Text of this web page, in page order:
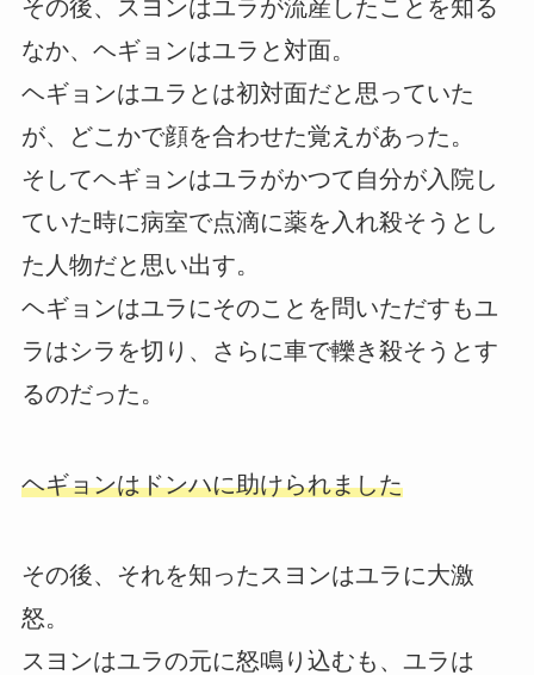
その後、スヨンはユラが流産したことを知る
なか、ヘギョンはユラと対面。
ヘギョンはユラとは初対面だと思っていた
が、どこかで顔を合わせた覚えがあった。
そしてヘギョンはユラがかつて自分が入院し
ていた時に病室で点滴に薬を入れ殺そうとし
た人物だと思い出す。
ヘギョンはユラにそのことを問いただすもユ
ラはシラを切り、さらに車で轢き殺そうとす
るのだった。
ヘギョンはドンハに助けられました
その後、それを知ったスヨンはユラに大激
怒。
スヨンはユラの元に怒鳴り込むも、ユラは